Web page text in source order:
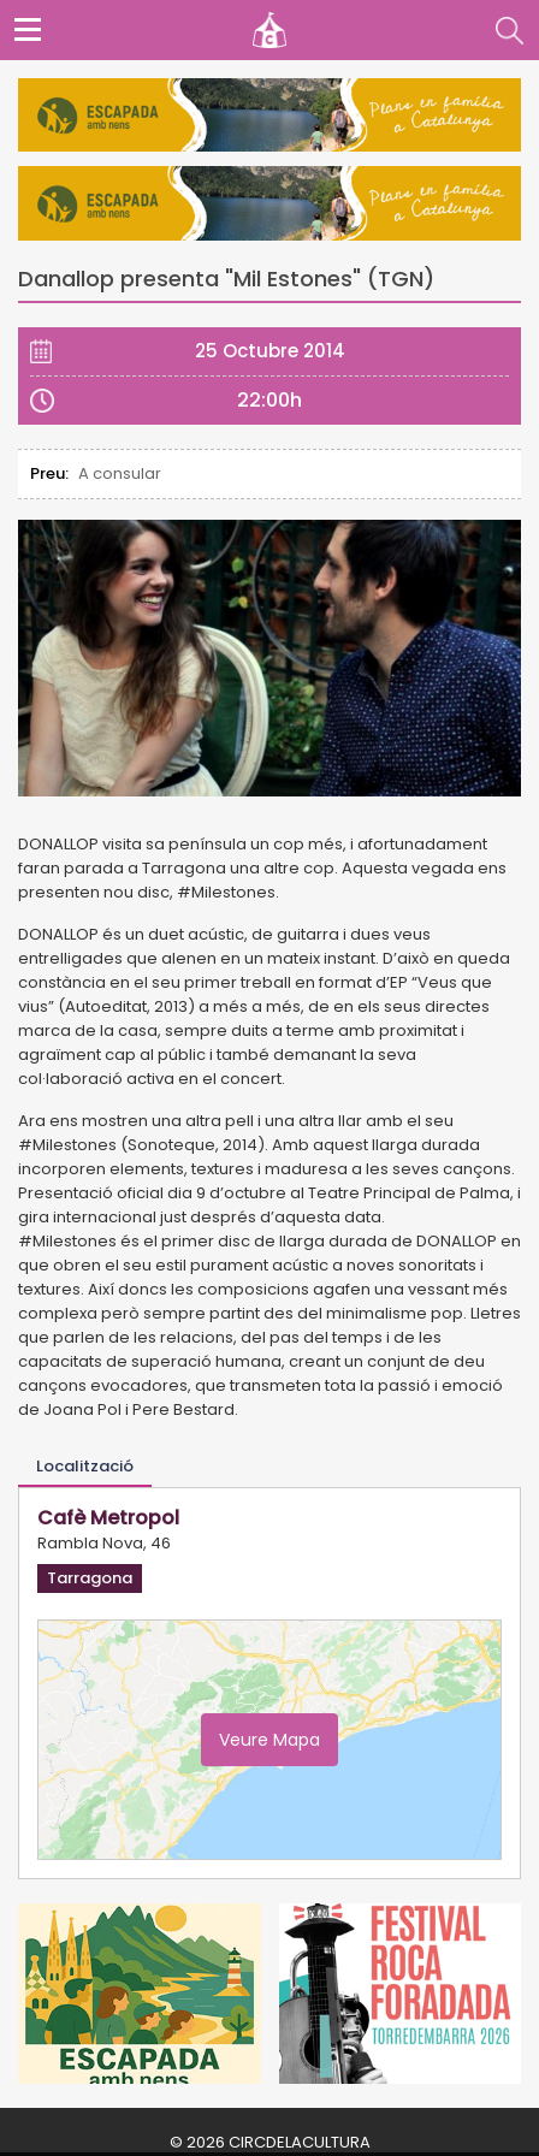
Danallop presenta "Mil Estones" (TGN)
25 Octubre 2014
22:00h
Preu: A consular
DONALLOP visita sa península un cop més, i afortunadament
faran parada a Tarragona una altre cop. Aquesta vegada ens
presenten nou disc, #Milestones.
DONALLOP és un duet acústic, de guitarra i dues veus
entrelligades que alenen en un mateix instant. D’això en queda
constància en el seu primer treball en format d’EP “Veus que
vius” (Autoeditat, 2013) a més a més, de en els seus directes
marca de la casa, sempre duits a terme amb proximitat i
agraïment cap al públic i també demanant la seva
col·laboració activa en el concert.
Ara ens mostren una altra pell i una altra llar amb el seu
#Milestones (Sonoteque, 2014). Amb aquest llarga durada
incorporen elements, textures i maduresa a les seves cançons.
Presentació oficial dia 9 d’octubre al Teatre Principal de Palma, i
gira internacional just després d’aquesta data.
#Milestones és el primer disc de llarga durada de DONALLOP en
que obren el seu estil purament acústic a noves sonoritats i
textures. Així doncs les composicions agafen una vessant més
complexa però sempre partint des del minimalisme pop. Lletres
que parlen de les relacions, del pas del temps i de les
capacitats de superació humana, creant un conjunt de deu
cançons evocadores, que transmeten tota la passió i emoció
de Joana Pol i Pere Bestard.
Localització
Cafè Metropol
Rambla Nova, 46
Tarragona
Veure Mapa
© 2026 CIRCDELACULTURA